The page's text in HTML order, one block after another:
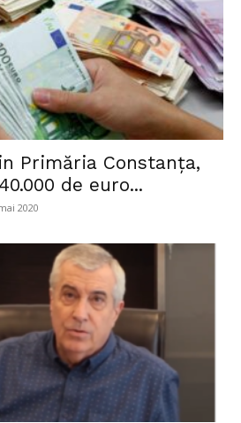
Primăria Constanța,
de euro...
2020